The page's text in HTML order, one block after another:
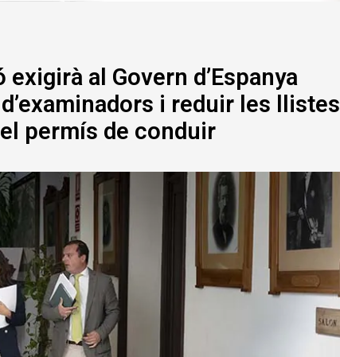
al Govern d’Espanya
i reduir les llistes
permís de conduir